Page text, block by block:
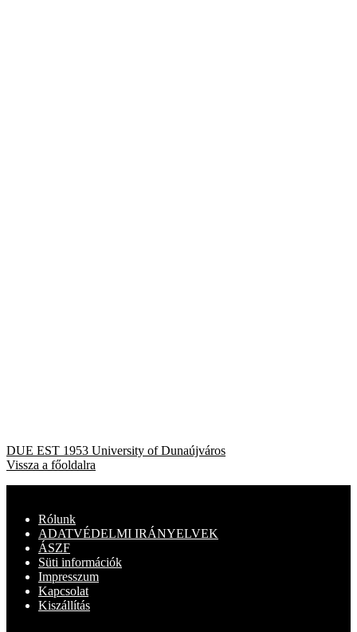
Bejegyzés
navigáció
Previous
post:
DUE EST 1953 University of Dunaújváros
Vissza a főoldalra
Rólunk
ADATVÉDELMI IRÁNYELVEK
ÁSZF
Süti információk
Impresszum
Kapcsolat
Kiszállítás